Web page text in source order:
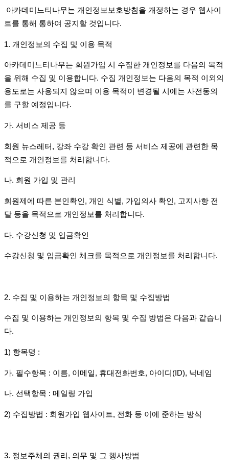
아카데미느티나무는 개인정보보호방침을 개정하는 경우 웹사이
트를 통해 통하여 공지할 것입니다.
1. 개인정보의 수집 및 이용 목적
아카데미느티나무는 회원가입 시 수집한 개인정보를 다음의 목적
을 위해 수집 및 이용합니다. 수집 개인정보는 다음의 목적 이외의
용도로는 사용되지 않으며 이용 목적이 변경될 시에는 사전동의
를 구할 예정입니다.
가. 서비스 제공 등
회원 뉴스레터 , 강좌 수강 확인 관련 등 서비스 제공에 관련한 목
적으로 개인정보를 처리합니다.
나. 회원 가입 및 관리
회원제에 따른 본인확인 , 개인 식별, 가입의사 확인 , 고지사항 전
달 등을 목적으로 개인정보를 처리합니다.
다. 수강신청 및 입금확인
수강신청 및 입금확인 체크를 목적으로 개인정보를 처리합니다.
2. 수집 및 이용하는 개인정보의 항목 및 수집방법
수집 및 이용하는 개인정보의 항목 및 수집 방법은 다음과 같습니
다.
1) 항목명 :
가. 필수항목 : 이름, 이메일, 휴대전화번호, 아이디(ID), 닉네임
나. 선택항목 : 메일링 가입
2) 수집방법 : 회원가입 웹사이트, 전화 등 이에 준하는 방식
3. 정보주체의 권리 , 의무 및 그 행사방법